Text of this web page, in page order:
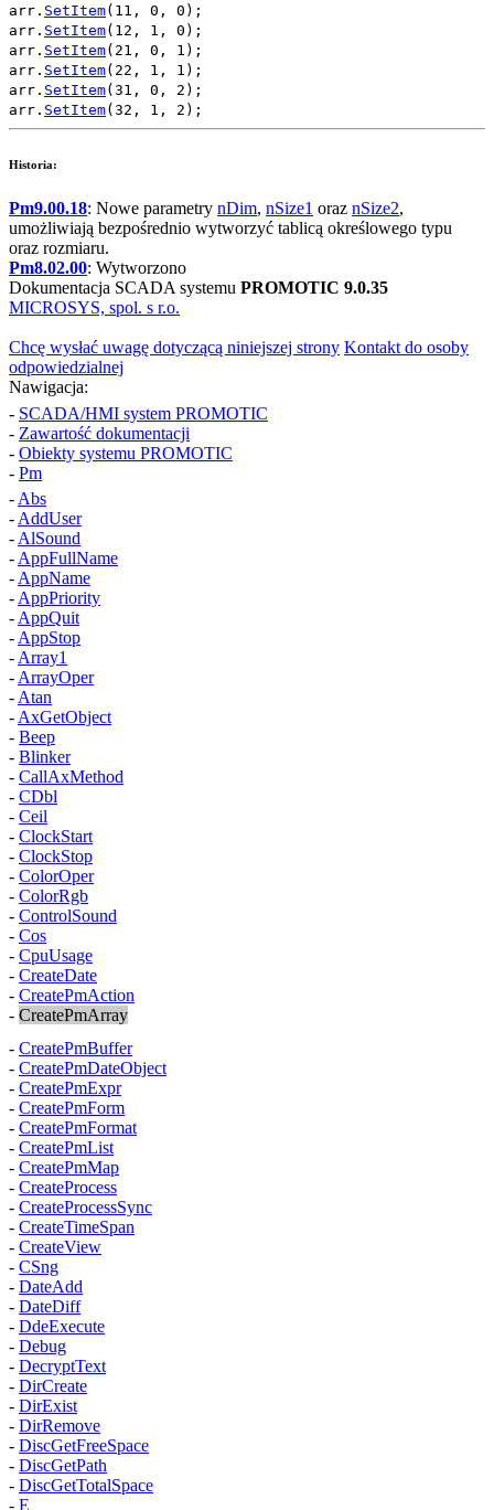
arr . SetItem( 11 , 0 , 0 );
arr . SetItem( 12 , 1 , 0 );
arr . SetItem( 21 , 0 , 1 );
arr . SetItem( 22 , 1 , 1 );
arr . SetItem( 31 , 0 , 2 );
arr . SetItem( 32 , 1 , 2 );
Historia:
Pm9.00.18: Nowe parametry nDim, nSize1 oraz nSize2,
umożliwiają bezpośrednio wytworzyć tablicą określowego typu
oraz rozmiaru.
Pm8.02.00: Wytworzono
Dokumentacja SCADA systemu PROMOTIC 9.0.35
MICROSYS, spol. s r.o.
Chcę wysłać uwagę dotyczącą niniejszej strony Kontakt do osoby
odpowiedzialnej
Nawigacja:
- SCADA/HMI system PROMOTIC
- Zawartość dokumentacji
- Obiekty systemu PROMOTIC
- Pm
- Abs
- AddUser
- AlSound
- AppFullName
- AppName
- AppPriority
- AppQuit
- AppStop
- Array1
- ArrayOper
- Atan
- AxGetObject
- Beep
- Blinker
- CallAxMethod
- CDbl
- Ceil
- ClockStart
- ClockStop
- ColorOper
- ColorRgb
- ControlSound
- Cos
- CpuUsage
- CreateDate
- CreatePmAction
- CreatePmArray
- CreatePmBuffer
- CreatePmDateObject
- CreatePmExpr
- CreatePmForm
- CreatePmFormat
- CreatePmList
- CreatePmMap
- CreateProcess
- CreateProcessSync
- CreateTimeSpan
- CreateView
- CSng
- DateAdd
- DateDiff
- DdeExecute
- Debug
- DecryptText
- DirCreate
- DirExist
- DirRemove
- DiscGetFreeSpace
- DiscGetPath
- DiscGetTotalSpace
- E